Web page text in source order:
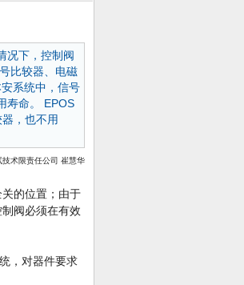
况下，控制阀
比较器、电磁
系统中，信号
寿命。 EPOS
，也不用
术限责任公司 崔慧华
的位置；由于
阀必须在有效
，对器件要求